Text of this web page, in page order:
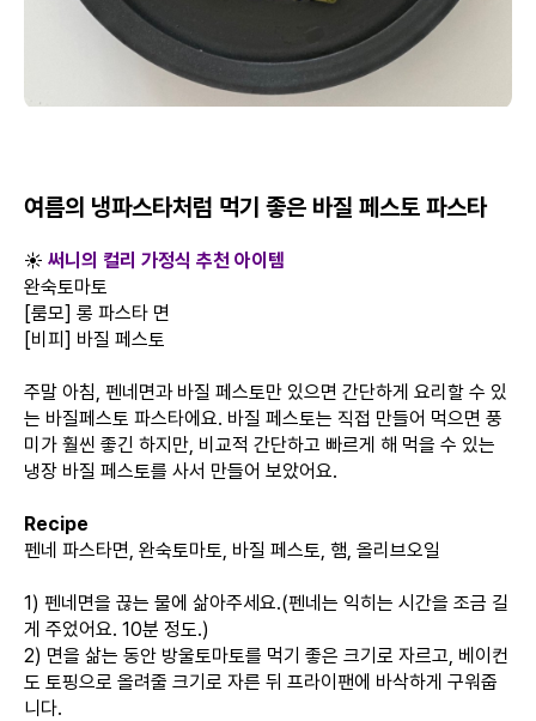
여름의 냉파스타처럼 먹기 좋은 바질 페스토 파스타
☀️ 써니의 컬리 가정식 추천 아이템
완숙토마토
[룸모] 롱 파스타 면
[비피] 바질 페스토
주말 아침, 펜네면과 바질 페스토만 있으면 간단하게 요리할 수 있
는 바질페스토 파스타에요. 바질 페스토는 직접 만들어 먹으면 풍
미가 훨씬 좋긴 하지만, 비교적 간단하고 빠르게 해 먹을 수 있는
냉장 바질 페스토를 사서 만들어 보았어요.
Recipe
펜네 파스타면, 완숙토마토, 바질 페스토, 햄, 올리브오일
1) 펜네면을 끊는 물에 삶아주세요.(펜네는 익히는 시간을 조금 길
게 주었어요. 10분 정도.)
2) 면을 삶는 동안 방울토마토를 먹기 좋은 크기로 자르고, 베이컨
도 토핑으로 올려줄 크기로 자른 뒤 프라이팬에 바삭하게 구워줍
니다.